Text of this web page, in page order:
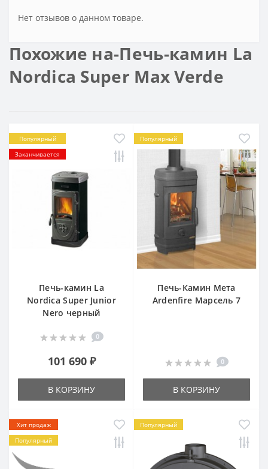
Нет отзывов о данном товаре.
Похожие на-Печь-камин La
Nordica Super Max Verde
Популярный
Заканчивается
Печь-камин La
Nordica Super Junior
Nero черный
0
101 690 ₽
В КОРЗИНУ
Популярный
Печь-Камин Мета
Ardenfire Марсель 7
0
В КОРЗИНУ
Хит продаж
Популярный
Популярный